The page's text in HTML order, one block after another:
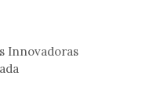
Innovadoras